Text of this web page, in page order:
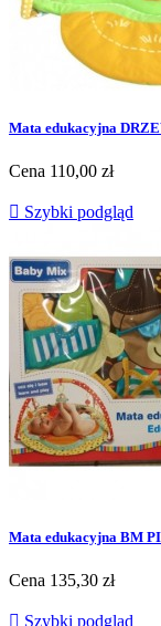
Mata edukacyjna
Cena 110,00 zł
 Szybki podgląd
Mata edukacyjna BM
Cena 135,30 zł
 Szybki podgląd